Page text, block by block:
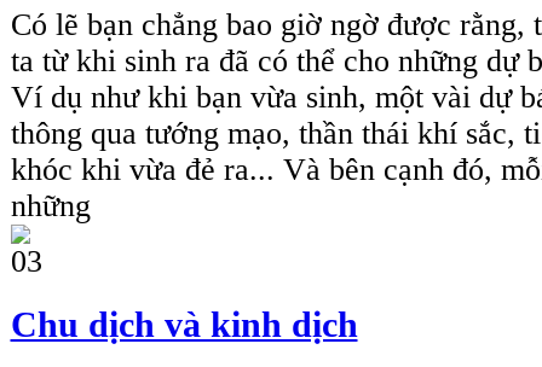
Có lẽ bạn chẳng bao giờ ngờ được rằng,
ta từ khi sinh ra đã có thể cho những dự
Ví dụ như khi bạn vừa sinh, một vài dự
thông qua tướng mạo, thần thái khí sắc,
khóc khi vừa đẻ ra... Và bên cạnh đó,
những
Chu dịch và kinh dịch